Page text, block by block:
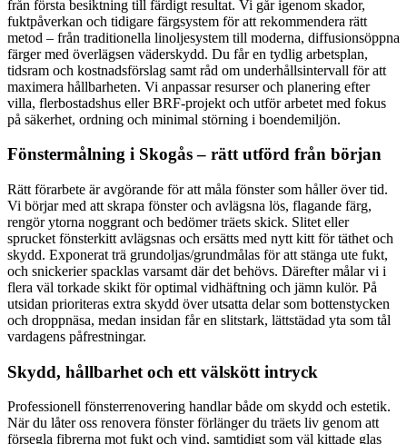
från första besiktning till färdigt resultat. Vi går igenom skador,
fuktpåverkan och tidigare färgsystem för att rekommendera rätt
metod – från traditionella linoljesystem till moderna, diffusionsöppna
färger med överlägsen väderskydd. Du får en tydlig arbetsplan,
tidsram och kostnadsförslag samt råd om underhållsintervall för att
maximera hållbarheten. Vi anpassar resurser och planering efter
villa, flerbostadshus eller BRF-projekt och utför arbetet med fokus
på säkerhet, ordning och minimal störning i boendemiljön.
Fönstermålning i Skogås – rätt utförd från början
Rätt förarbete är avgörande för att måla fönster som håller över tid.
Vi börjar med att skrapa fönster och avlägsna lös, flagande färg,
rengör ytorna noggrant och bedömer träets skick. Slitet eller
sprucket fönsterkitt avlägsnas och ersätts med nytt kitt för täthet och
skydd. Exponerat trä grundoljas/grundmålas för att stänga ute fukt,
och snickerier spacklas varsamt där det behövs. Därefter målar vi i
flera väl torkade skikt för optimal vidhäftning och jämn kulör. På
utsidan prioriteras extra skydd över utsatta delar som bottenstycken
och droppnäsa, medan insidan får en slitstark, lättstädad yta som tål
vardagens påfrestningar.
Skydd, hållbarhet och ett välskött intryck
Professionell fönsterrenovering handlar både om skydd och estetik.
När du låter oss renovera fönster förlänger du träets liv genom att
försegla fibrerna mot fukt och vind, samtidigt som väl kittade glas